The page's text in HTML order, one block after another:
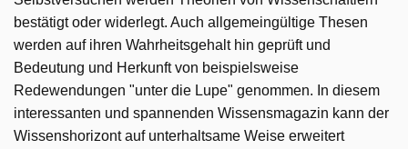
bestätigt oder widerlegt. Auch allgemeingültige Thesen
werden auf ihren Wahrheitsgehalt hin geprüft und
Bedeutung und Herkunft von beispielsweise
Redewendungen "unter die Lupe" genommen. In diesem
interessanten und spannenden Wissensmagazin kann der
Wissenshorizont auf unterhaltsame Weise erweitert